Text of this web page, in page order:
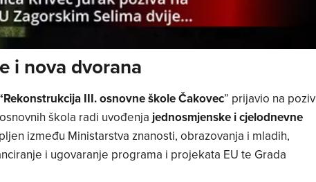
i nova dvorana
III. osnovne škole Čakovec” prijavio na poziv
škola radi uvođenja jednosmjenske i cjelodnevne
između Ministarstva znanosti, obrazovanja i mladih,
i ugovaranje programa i projekata EU te Grada